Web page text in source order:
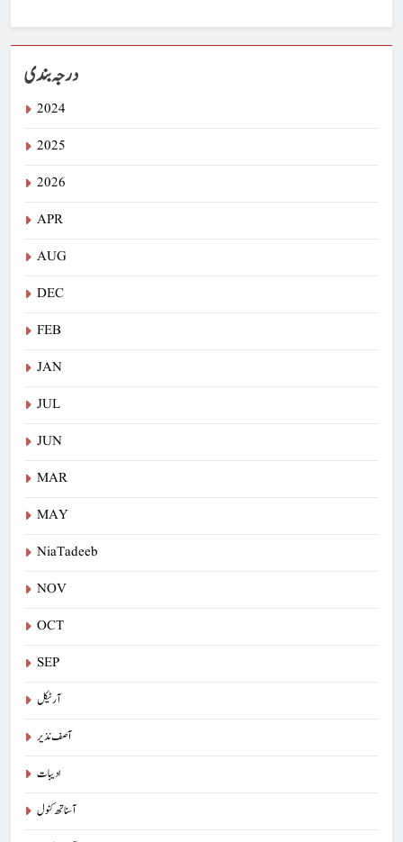
درجہ بندی
2024
2025
2026
APR
AUG
DEC
FEB
JAN
JUL
JUN
MAR
MAY
NiaTadeeb
NOV
OCT
SEP
آرٹیکل
آصف نذیر
ادیبات
آسناتھ کنول